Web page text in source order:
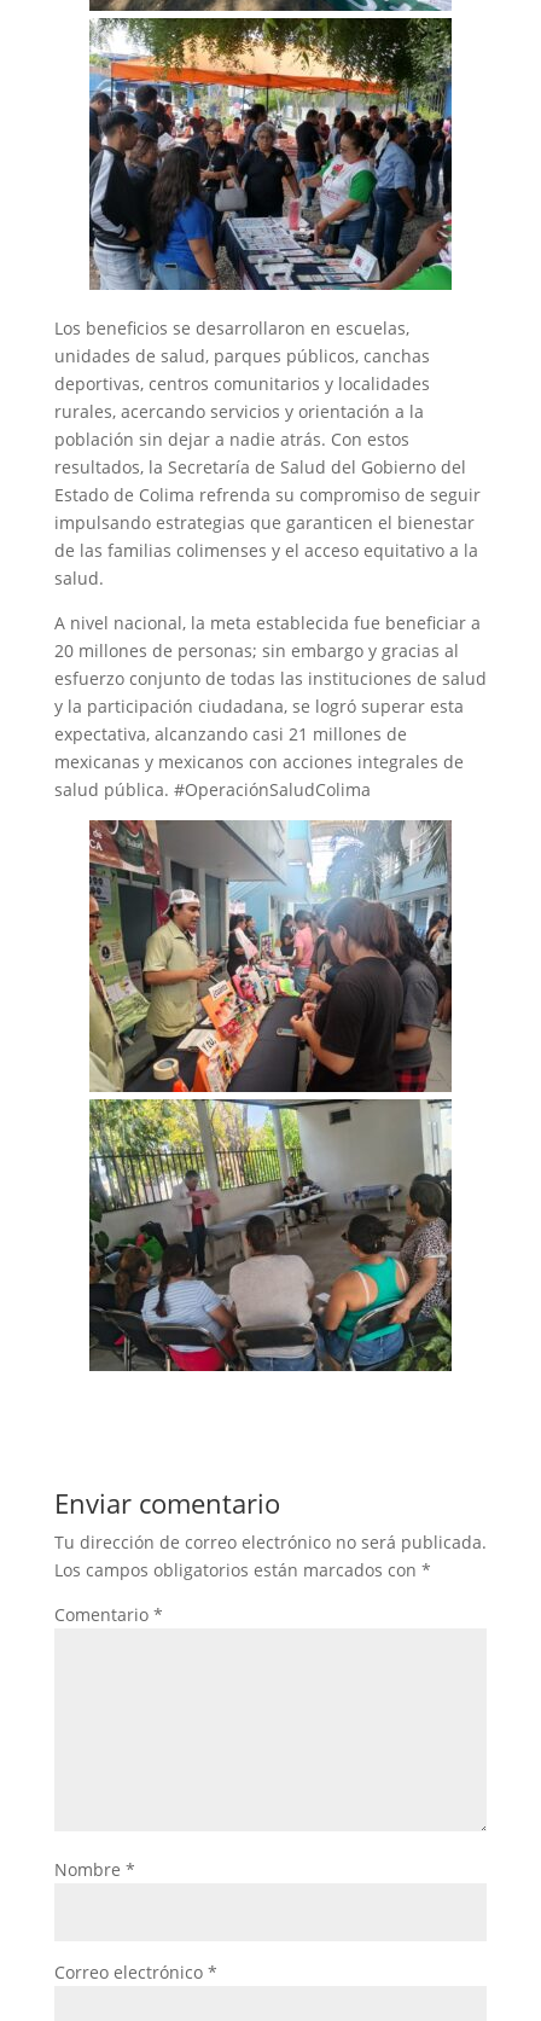
Los beneficios se desarrollaron en escuelas,
unidades de salud, parques públicos, canchas
deportivas, centros comunitarios y localidades
rurales, acercando servicios y orientación a la
población sin dejar a nadie atrás. Con estos
resultados, la Secretaría de Salud del Gobierno del
Estado de Colima refrenda su compromiso de seguir
impulsando estrategias que garanticen el bienestar
de las familias colimenses y el acceso equitativo a la
salud.
A nivel nacional, la meta establecida fue beneficiar a
20 millones de personas; sin embargo y gracias al
esfuerzo conjunto de todas las instituciones de salud
y la participación ciudadana, se logró superar esta
expectativa, alcanzando casi 21 millones de
mexicanas y mexicanos con acciones integrales de
salud pública. #OperaciónSaludColima
Enviar comentario
Tu dirección de correo electrónico no será publicada.
Los campos obligatorios están marcados con *
Comentario *
Nombre *
Correo electrónico *